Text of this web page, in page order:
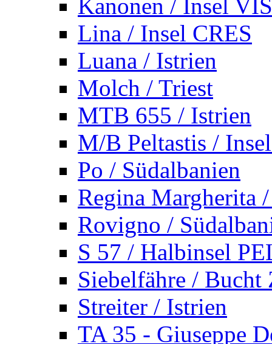
Kanonen / Insel VIS
Lina / Insel CRES
Luana / Istrien
Molch / Triest
MTB 655 / Istrien
M/B Peltastis /
Po / Südalbanien
Regina Margherita
Rovigno /
S 57 / Halbinsel
Siebelfähre / Bucht
Streiter / Istrien
TA 35 - Giuseppe